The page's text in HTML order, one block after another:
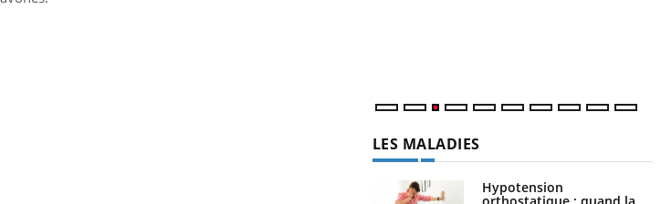
LES MALADIES
Hypotension
orthostatique : quand la